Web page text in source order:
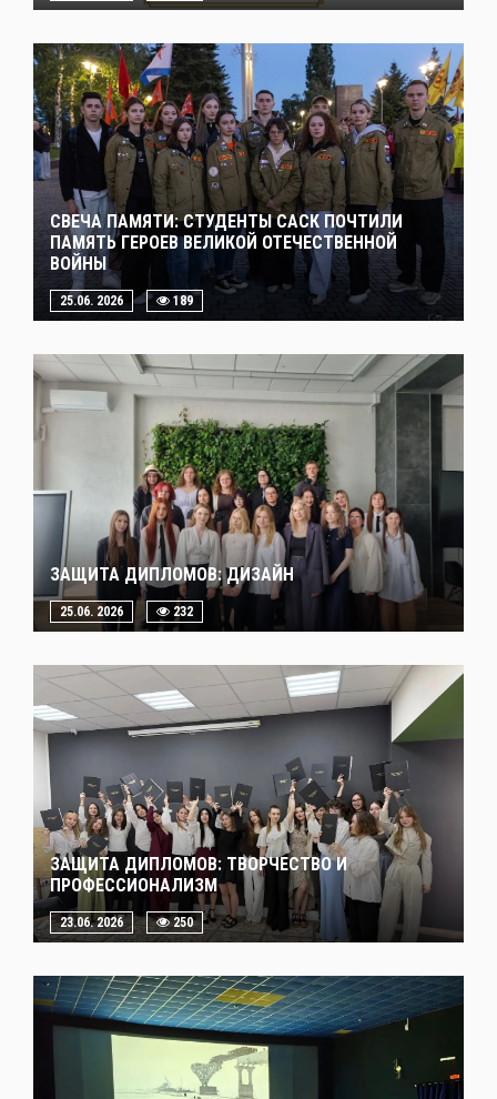
СВЕЧА ПАМЯТИ: СТУДЕНТЫ САСК ПОЧТИЛИ
ПАМЯТЬ ГЕРОЕВ ВЕЛИКОЙ ОТЕЧЕСТВЕННОЙ
ВОЙНЫ
25.06. 2026 189
ЗАЩИТА ДИПЛОМОВ: ДИЗАЙН
25.06. 2026 232
ЗАЩИТА ДИПЛОМОВ: ТВОРЧЕСТВО И
ПРОФЕССИОНАЛИЗМ
23.06. 2026 250